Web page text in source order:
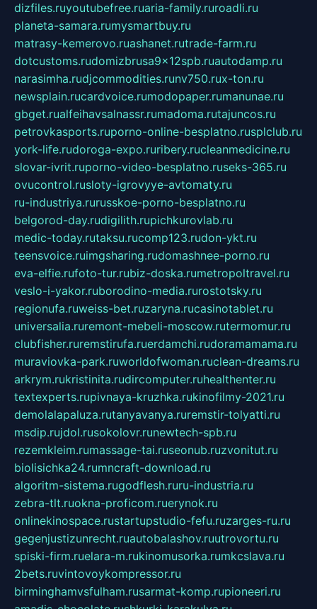
dizfiles.ruyoutubefree.ruaria-family.ruroadli.ru
planeta-samara.rumysmartbuy.ru
matrasy-kemerovo.ruashanet.rutrade-farm.ru
dotcustoms.rudomizbrusa9x12spb.ruautodamp.ru
narasimha.rudjcommodities.runv750.rux-ton.ru
newsplain.rucardvoice.rumodopaper.rumanunae.ru
gbget.rualfeihavsalnassr.rumadoma.rutajuncos.ru
petrovkasports.ruporno-online-besplatno.rusplclub.ru
york-life.rudoroga-expo.ruribery.rucleanmedicine.ru
slovar-ivrit.ruporno-video-besplatno.ruseks-365.ru
ovucontrol.rusloty-igrovyye-avtomaty.ru
ru-industriya.rurusskoe-porno-besplatno.ru
belgorod-day.rudigilith.rupichkurovlab.ru
medic-today.rutaksu.rucomp123.rudon-ykt.ru
teensvoice.ruimgsharing.rudomashnee-porno.ru
eva-elfie.rufoto-tur.rubiz-doska.rumetropoltravel.ru
veslo-i-yakor.ruborodino-media.rurostotsky.ru
regionufa.ruweiss-bet.ruzaryna.rucasinotablet.ru
universalia.ruremont-mebeli-moscow.rutermomur.ru
clubfisher.ruremstirufa.ruerdamchi.rudoramamama.ru
muraviovka-park.ruworldofwoman.ruclean-dreams.ru
arkrym.rukristinita.rudircomputer.ruhealthenter.ru
textexperts.rupivnaya-kruzhka.rukinofilmy-2021.ru
demolalapaluza.rutanyavanya.ruremstir-tolyatti.ru
msdip.rujdol.rusokolovr.runewtech-spb.ru
rezemkleim.rumassage-tai.ruseonub.ruzvonitut.ru
biolisichka24.rumncraft-download.ru
algoritm-sistema.rugodflesh.ruru-industria.ru
zebra-tlt.ruokna-proficom.ruerynok.ru
onlinekinospace.rustartupstudio-fefu.ruzarges-ru.ru
gegenjustizunrecht.ruautobalashov.ruutrovortu.ru
spiski-firm.ruelara-m.rukinomusorka.rumkcslava.ru
2bets.ruvintovoykompressor.ru
birminghamvsfulham.rusarmat-komp.rupioneeri.ru